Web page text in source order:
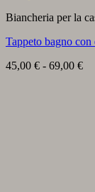
Biancheria per la
Tappeto bagno
45,00 € - 69,00 €